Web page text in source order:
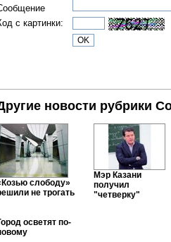
с картинки:
новости рубрики
слободу»
не трогать
Мэр Казани
получил
"четверку"
осветят по-